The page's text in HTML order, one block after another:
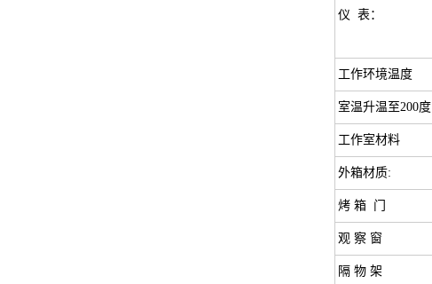
仪 表：
工作环境温度
室温升温至200度
工作室材料
外箱材质:
烤 箱 门
观 察 窗
隔 物 架